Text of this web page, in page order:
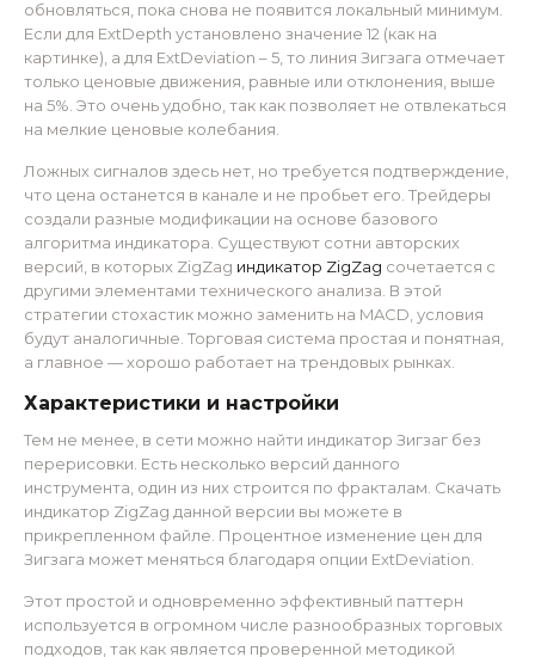
обновляться, пока снова не появится локальный минимум.
Если для ExtDepth установлено значение 12 (как на
картинке), а для ExtDeviation – 5, то линия Зигзага отмечает
только ценовые движения, равные или отклонения, выше
на 5%. Это очень удобно, так как позволяет не отвлекаться
на мелкие ценовые колебания.
Ложных сигналов здесь нет, но требуется подтверждение,
что цена останется в канале и не пробьет его. Трейдеры
создали разные модификации на основе базового
алгоритма индикатора. Существуют сотни авторских
версий, в которых ZigZag индикатор ZigZag сочетается с
другими элементами технического анализа. В этой
стратегии стохастик можно заменить на MACD, условия
будут аналогичные. Торговая система простая и понятная,
а главное — хорошо работает на трендовых рынках.
Характеристики и настройки
Тем не менее, в сети можно найти индикатор Зигзаг без
перерисовки. Есть несколько версий данного
инструмента, один из них строится по фракталам. Скачать
индикатор ZigZag данной версии вы можете в
прикрепленном файле. Процентное изменение цен для
Зигзага может меняться благодаря опции ExtDeviation.
Этот простой и одновременно эффективный паттерн
используется в огромном числе разнообразных торговых
подходов, так как является проверенной методикой